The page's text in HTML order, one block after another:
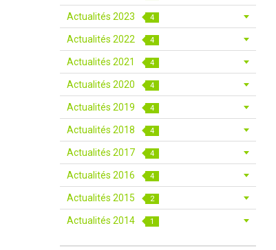
Actualités 2023 4
Actualités 2022 4
Actualités 2021 4
Actualités 2020 4
Actualités 2019 4
Actualités 2018 4
Actualités 2017 4
Actualités 2016 4
Actualités 2015 2
Actualités 2014 1